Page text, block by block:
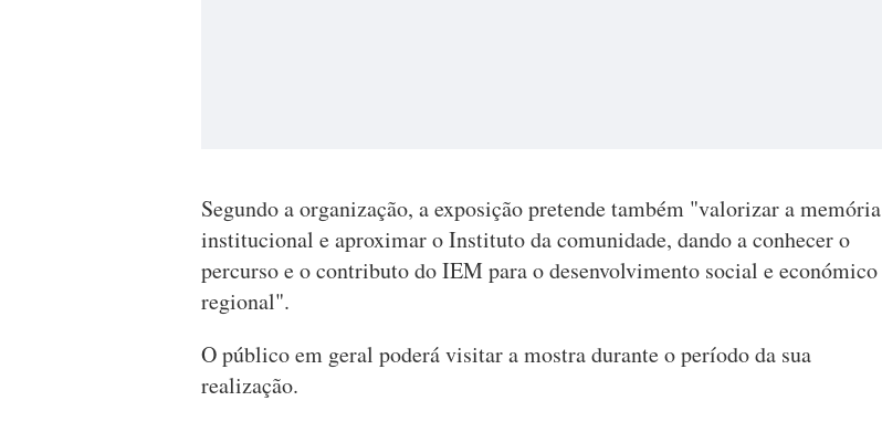
Segundo a organização, a exposição pretende também "valorizar a memória
institucional e aproximar o Instituto da comunidade, dando a conhecer o
percurso e o contributo do IEM para o desenvolvimento social e económico
regional".
O público em geral poderá visitar a mostra durante o período da sua
realização.